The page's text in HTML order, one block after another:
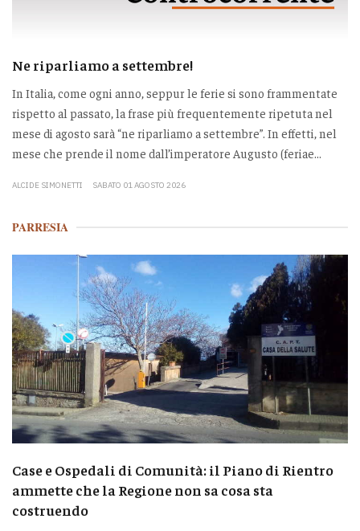
Ne riparliamo a settembre!
In Italia, come ogni anno, seppur le ferie si sono frammentate
rispetto al passato, la frase più frequentemente ripetuta nel
mese di agosto sarà “ne riparliamo a settembre”. In effetti, nel
mese che prende il nome dall’imperatore Augusto (feriae...
ALCIDE SIMONETTI SABATO 01 AGOSTO 2026
PARRESIA
Case e Ospedali di Comunità: il Piano di Rientro
ammette che la Regione non sa cosa sta
costruendo